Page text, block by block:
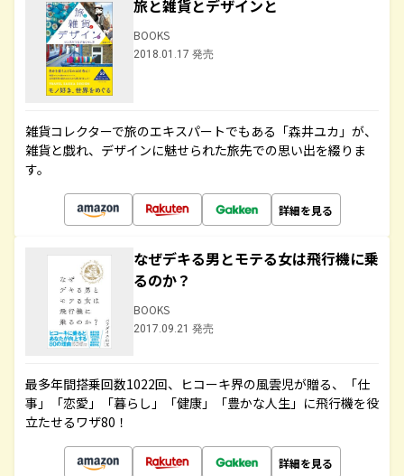
旅と雑貨とデザインと
BOOKS
2018.01.17 発売
雑貨コレクターで旅のエキスパートでもある「森井ユカ」が、
雑貨と戯れ、デザインに魅せられた旅先での思い出を綴りま
す。
詳細を見る
なぜデキる男とモテる女は飛行機に乗
るのか？
BOOKS
2017.09.21 発売
最多年間搭乗回数1022回、ヒコーキ界の風雲児が贈る、「仕
事」「恋愛」「暮らし」「健康」「豊かな人生」に飛行機を役
立たせるワザ80！
詳細を見る